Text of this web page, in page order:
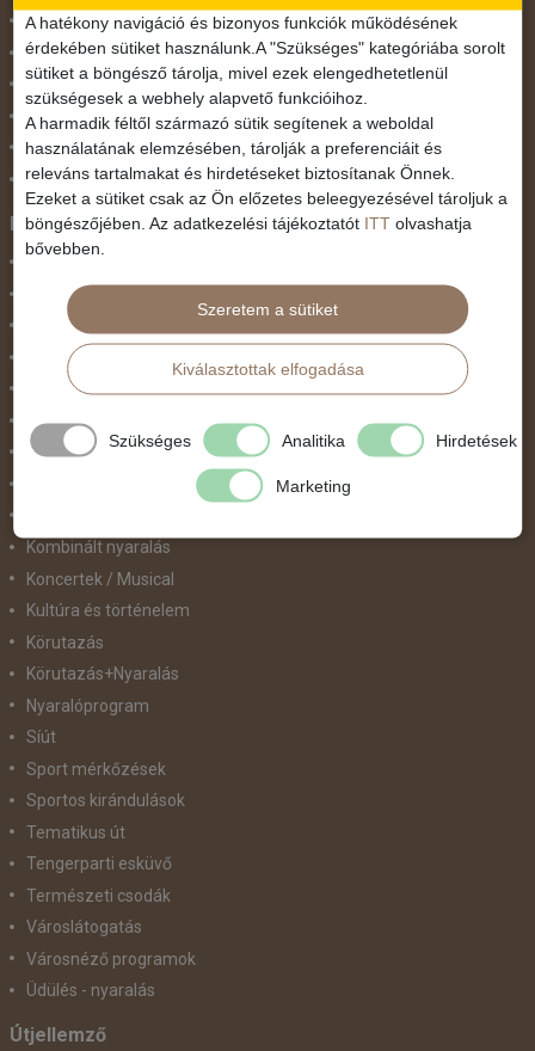
November 1.
Október 23.
Pünkösdi utazás
Szilveszter
Tavaszi szünet
Valentin nap
Programtípus
Belépőjegy
Egyéni út
Egzotikus út
Fesztiválok
Golfút
Gyalogtúra
Kombinált nyaralás
Koncertek / Musical
Kultúra és történelem
Körutazás
Körutazás+Nyaralás
Nyaralóprogram
Síút
Sport mérkőzések
Sportos kirándulások
Tematikus út
Tengerparti esküvő
Természeti csodák
Városlátogatás
Városnéző programok
Üdülés - nyaralás
Útjellemző
A hatékony navigáció és bizonyos funkciók működésének
érdekében sütiket használunk.A "Szükséges" kategóriába sorolt
sütiket a böngésző tárolja, mivel ezek elengedhetetlenül
szükségesek a webhely alapvető funkcióihoz.
A harmadik féltől származó sütik segítenek a weboldal
használatának elemzésében, tárolják a preferenciáit és
releváns tartalmakat és hirdetéseket biztosítanak Önnek.
Ezeket a sütiket csak az Ön előzetes beleegyezésével tároljuk a
böngészőjében. Az adatkezelési tájékoztatót ITT olvashatja
bővebben.
Szeretem a sütiket
Kiválasztottak elfogadása
Szükséges Analitika Hirdetések
Marketing